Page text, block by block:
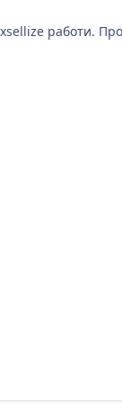
работи.